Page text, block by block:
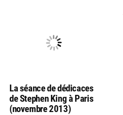
La séance de dédicaces
de Stephen King à Paris
(novembre 2013)